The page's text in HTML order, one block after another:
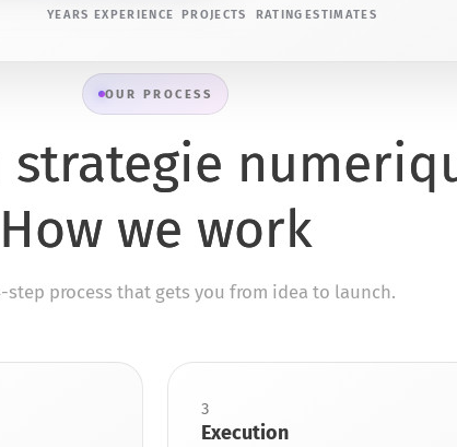
YEARS EXPERIENCE PROJECTS RATING ESTIMATES
OUR PROCESS
strategie
How we work
step process that gets you from idea to launch.
3
Execution